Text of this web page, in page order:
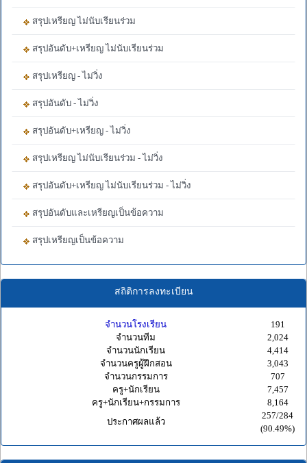
สรุปเหรียญ ไม่นับเรียนร่วม
สรุปอันดับ+เหรียญ ไม่นับเรียนร่วม
สรุปเหรียญ - ไม่วิ่ง
สรุปอันดับ - ไม่วิ่ง
สรุปอันดับ+เหรียญ - ไม่วิ่ง
สรุปเหรียญ ไม่นับเรียนร่วม - ไม่วิ่ง
สรุปอันดับ+เหรียญ ไม่นับเรียนร่วม - ไม่วิ่ง
สรุปอันดับและเหรียญเป็นข้อความ
สรุปเหรียญเป็นข้อความ
สถิติการลงทะเบียน
จำนวนโรงเรียน
191
จำนวนทีม
2,024
จำนวนนักเรียน
4,414
จำนวนครูผู้ฝึกสอน
3,043
จำนวนกรรมการ
707
ครู+นักเรียน
7,457
ครู+นักเรียน+กรรมการ
8,164
ประกาศผลแล้ว
257/284
(90.49%)